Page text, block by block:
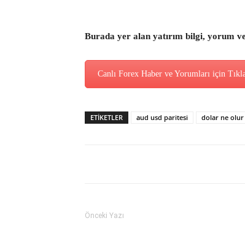
Burada yer alan yatırım bilgi, yorum
Canlı Forex Haber ve Yorumları için
ETİKETLER aud usd paritesi dolar ne olur
Önceki Yazı